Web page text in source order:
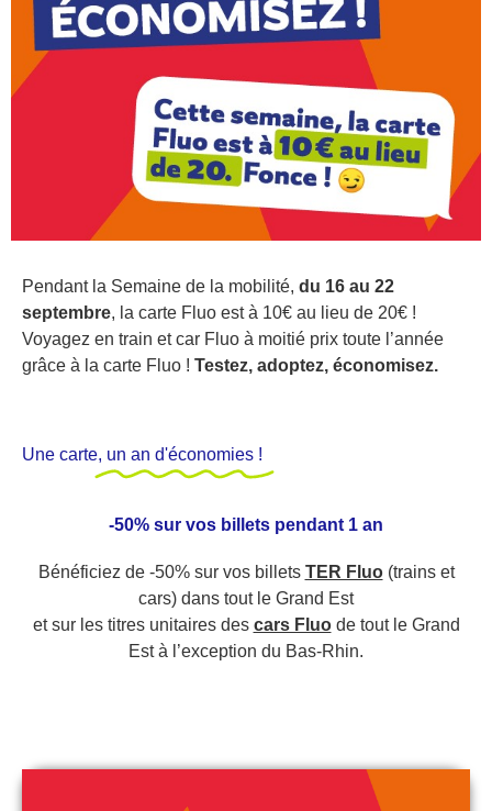
Pendant la Semaine de la mobilité, du 16 au 22
septembre, la carte Fluo est à 10€ au lieu de 20€ !
Voyagez en train et car Fluo à moitié prix toute l’année
grâce à la carte Fluo ! Testez, adoptez, économisez.
Une carte, un an d'économies !
-50% sur vos billets pendant 1 an
Bénéficiez de -50% sur vos billets TER Fluo (trains et
cars) dans tout le Grand Est
et sur les titres unitaires des cars Fluode tout le Grand
Est à l’exception du Bas-Rhin.